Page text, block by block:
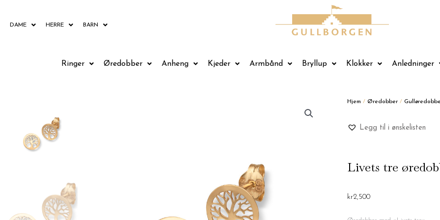
DAME HERRE BARN
Ringer Øredobber Anheng Kjeder Armbånd Bryllup Klokker Anledninger
Hjem / Øredobber /
Legg til i ønskelisten
Livets tre
kr2,500